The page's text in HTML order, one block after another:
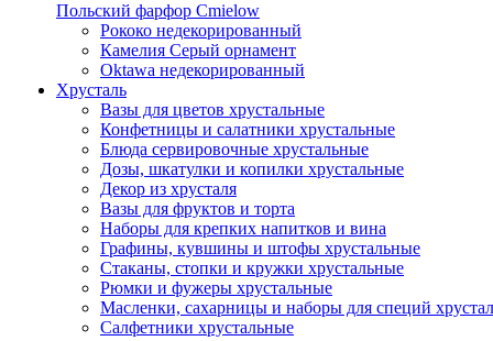
Польский фарфор Сmielow
Рококо недекорированный
Камелия Серый орнамент
Oktawa недекорированный
Хрусталь
Вазы для цветов хрустальные
Конфетницы и салатники хрустальные
Блюда сервировочные хрустальные
Дозы, шкатулки и копилки хрустальные
Декор из хрусталя
Вазы для фруктов и торта
Наборы для крепких напитков и вина
Графины, кувшины и штофы хрустальные
Стаканы, стопки и кружки хрустальные
Рюмки и фужеры хрустальные
Масленки, сахарницы и наборы для специй
Салфетники хрустальные